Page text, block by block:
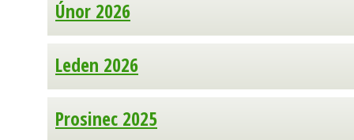
Únor 2026
Leden 2026
Prosinec 2025